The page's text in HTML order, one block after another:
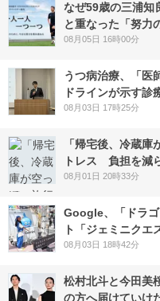
なぜ59歳の三浦
と重なった「努力
08月05日 16時00分
うつ病治療、「
ドラインが示す診
08月03日 17時25分
「帰宅後、冷蔵
トレス 負担を減
08月01日 20時33分
Google、「ドラ
ト「ジェミニクエ
08月03日 18時42分
松村北斗と今田美
の方へ届けていけ